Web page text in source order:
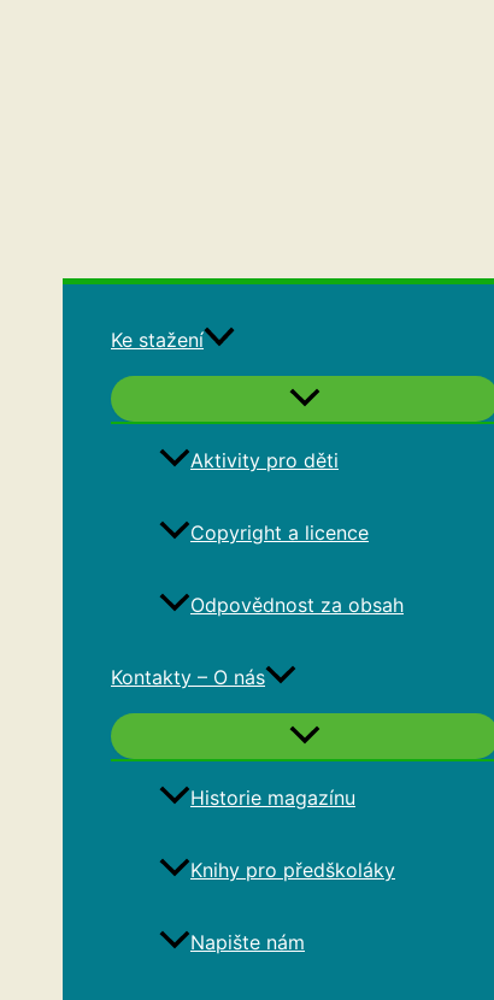
Ke stažení
Aktivity pro děti
Copyright a licence
Odpovědnost za obsah
Kontakty – O nás
Historie magazínu
Knihy pro předškoláky
Napište nám